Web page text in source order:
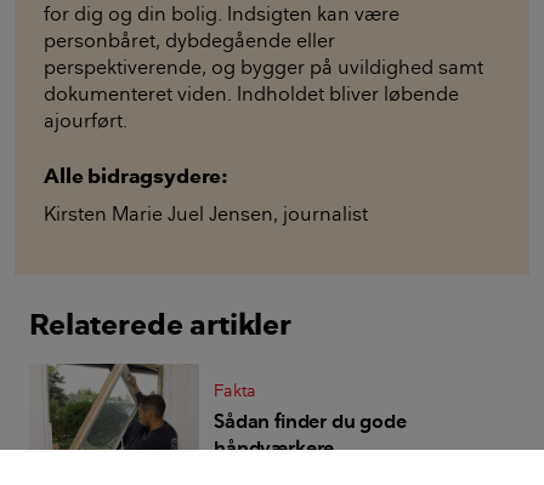
for dig og din bolig. Indsigten kan være
personbåret, dybdegående eller
perspektiverende, og bygger på uvildighed samt
dokumenteret viden. Indholdet bliver løbende
ajourført.
Alle bidragsydere:
Kirsten Marie Juel Jensen, journalist
Relaterede artikler
Fakta
Sådan finder du gode
håndværkere